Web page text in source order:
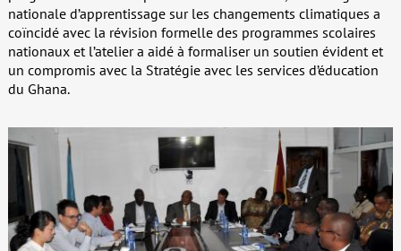
nationale d’apprentissage sur les changements climatiques a
coïncidé avec la révision formelle des programmes scolaires
nationaux et l’atelier a aidé à formaliser un soutien évident et
un compromis avec la Stratégie avec les services d’éducation
du Ghana.